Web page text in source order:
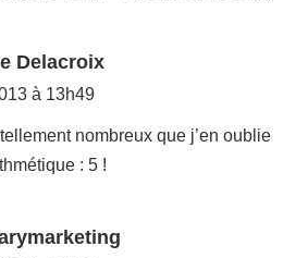
Delacroix
à 13h49
tellement nombreux que j’en oublie
: 5 !